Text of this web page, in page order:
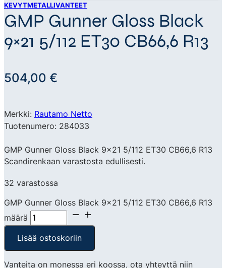
KEVYTMETALLIVANTEET
GMP Gunner Gloss Black
9×21 5/112 ET30 CB66,6 R13
504,00 €
Merkki: Rautamo Netto
Tuotenumero: 284033
GMP Gunner Gloss Black 9×21 5/112 ET30 CB66,6 R13
Scandirenkaan varastosta edullisesti.
32 varastossa
GMP Gunner Gloss Black 9x21 5/112 ET30 CB66,6 R13
määrä
Lisää ostoskoriin
Vanteita on monessa eri koossa, ota yhteyttä niin